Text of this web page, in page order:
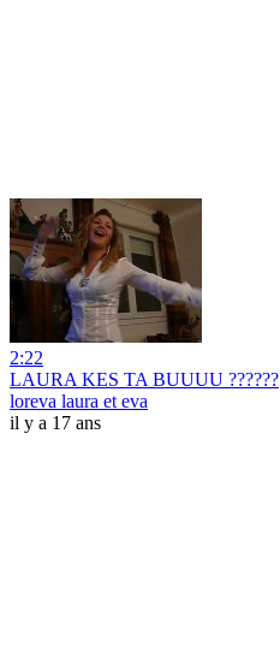
2:22
LAURA KES TA BUUUU ??????
loreva laura et eva
il y a 17 ans